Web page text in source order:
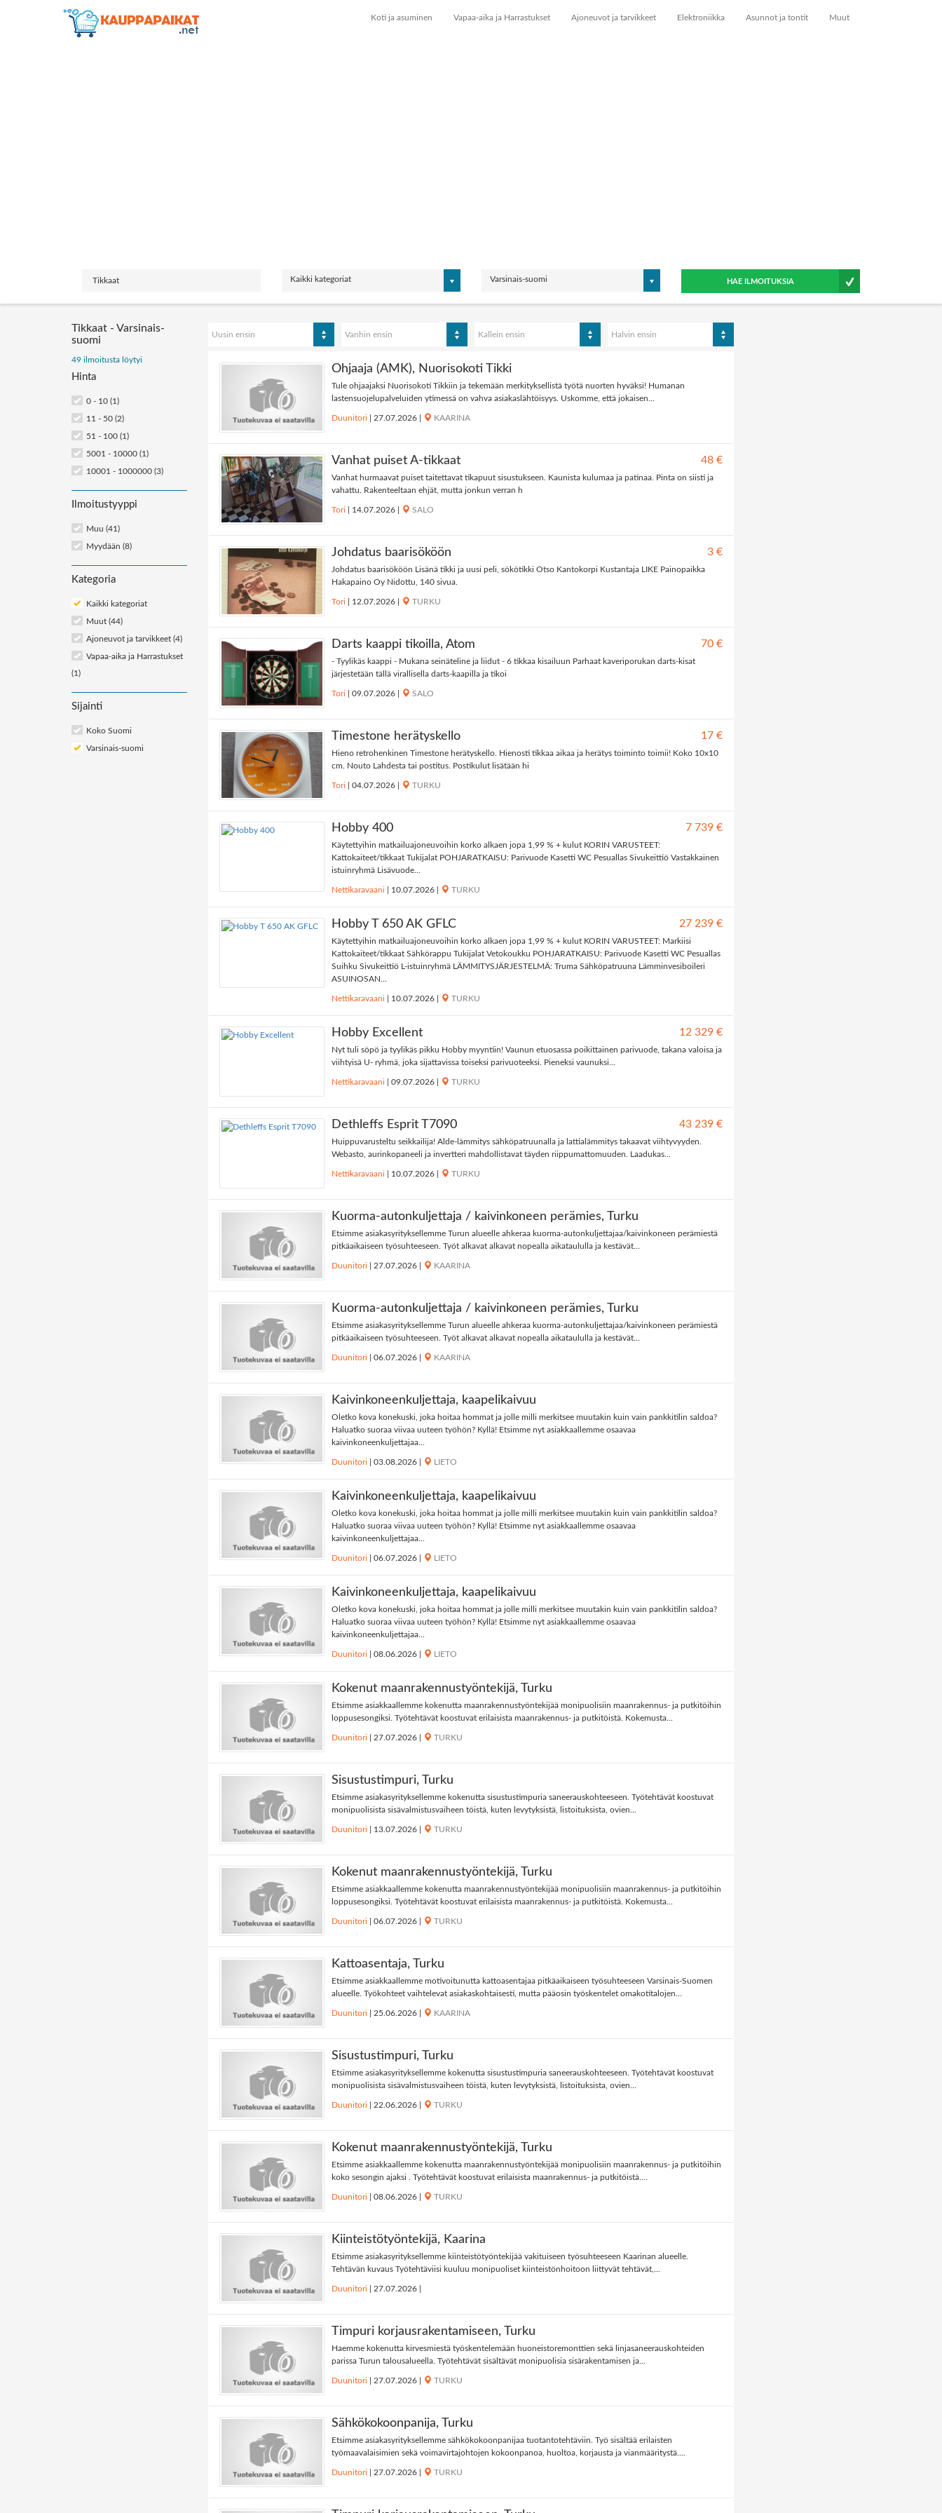
Koti ja asuminen Vapaa-aika ja Harrastukset Ajoneuvot ja tarvikkeet Elektroniikka Asunnot ja tontit Muut
Kaikki kategoriat Varsinais-suomi HAE ILMOITUKSIA
Tikkaat - Varsinais-
suomi
49 ilmoitusta löytyi
Hinta
0 - 10 (1)
11 - 50 (2)
51 - 100 (1)
5001 - 10000 (1)
10001 - 1000000 (3)
Ilmoitustyyppi
Muu (41)
Myydään (8)
Kategoria
Kaikki kategoriat
Muut (44)
Ajoneuvot ja tarvikkeet (4)
Vapaa-aika ja Harrastukset
(1)
Sijainti
Koko Suomi
Varsinais-suomi
Järjestä
ilmoitukset:
Uusin ensin Vanhin ensin Kallein ensin Halvin ensin
Ohjaaja (AMK), Nuorisokoti Tikki
Tule ohjaajaksi Nuorisokoti Tikkiin ja tekemään merkityksellistä työtä nuorten hyväksi! Humanan
lastensuojelupalveluiden ytimessä on vahva asiakaslähtöisyys. Uskomme, että jokaisen...
Duunitori 27.07.2026 KAARINA
Vanhat puiset A-tikkaat 48 €
Vanhat hurmaavat puiset taitettavat tikapuut sisustukseen. Kaunista kulumaa ja patinaa. Pinta on siisti ja
vahattu. Rakenteeltaan ehjät, mutta jonkun verran h
Tori 14.07.2026 SALO
Johdatus baarisököön 3 €
Johdatus baarisököön Lisänä tikki ja uusi peli, sökötikki Otso Kantokorpi Kustantaja LIKE Painopaikka
Hakapaino Oy Nidottu, 140 sivua.
Tori 12.07.2026 TURKU
Darts kaappi tikoilla, Atom 70 €
- Tyylikäs kaappi - Mukana seinäteline ja liidut - 6 tikkaa kisailuun Parhaat kaveriporukan darts-kisat
järjestetään tällä virallisella darts-kaapilla ja tikoi
Tori 09.07.2026 SALO
Timestone herätyskello 17 €
Hieno retrohenkinen Timestone herätyskello. Hienosti tikkaa aikaa ja herätys toiminto toimii! Koko 10x10
cm. Nouto Lahdesta tai postitus. Postikulut lisätään hi
Tori 04.07.2026 TURKU
Hobby 400 7 739 €
Käytettyihin matkailuajoneuvoihin korko alkaen jopa 1,99 % + kulut KORIN VARUSTEET:
Kattokaiteet/tikkaat Tukijalat POHJARATKAISU: Parivuode Kasetti WC Pesuallas Sivukeittiö Vastakkainen
istuinryhmä Lisävuode...
Nettikaravaani 10.07.2026 TURKU
Hobby T 650 AK GFLC 27 239 €
Käytettyihin matkailuajoneuvoihin korko alkaen jopa 1,99 % + kulut KORIN VARUSTEET: Markiisi
Kattokaiteet/tikkaat Sähkörappu Tukijalat Vetokoukku POHJARATKAISU: Parivuode Kasetti WC Pesuallas
Suihku Sivukeittiö L-istuinryhmä LÄMMITYSJÄRJESTELMÄ: Truma Sähköpatruuna Lämminvesiboileri
ASUINOSAN...
Nettikaravaani 10.07.2026 TURKU
Hobby Excellent 12 329 €
Nyt tuli söpö ja tyylikäs pikku Hobby myyntiin! Vaunun etuosassa poikittainen parivuode, takana valoisa ja
viihtyisä U- ryhmä, joka sijattavissa toiseksi parivuoteeksi. Pieneksi vaunuksi...
Nettikaravaani 09.07.2026 TURKU
Dethleffs Esprit T7090 43 239 €
Huippuvarusteltu seikkailija! Alde-lämmitys sähköpatruunalla ja lattialämmitys takaavat viihtyvyyden.
Webasto, aurinkopaneeli ja invertteri mahdollistavat täyden riippumattomuuden. Laadukas...
Nettikaravaani 10.07.2026 TURKU
Kuorma-autonkuljettaja / kaivinkoneen perämies, Turku
Etsimme asiakasyrityksellemme Turun alueelle ahkeraa kuorma-autonkuljettajaa/kaivinkoneen perämiestä
pitkäaikaiseen työsuhteeseen. Työt alkavat alkavat nopealla aikataululla ja kestävät...
Duunitori 27.07.2026 KAARINA
Kuorma-autonkuljettaja / kaivinkoneen perämies, Turku
Etsimme asiakasyrityksellemme Turun alueelle ahkeraa kuorma-autonkuljettajaa/kaivinkoneen perämiestä
pitkäaikaiseen työsuhteeseen. Työt alkavat alkavat nopealla aikataululla ja kestävät...
Duunitori 06.07.2026 KAARINA
Kaivinkoneenkuljettaja, kaapelikaivuu
Oletko kova konekuski, joka hoitaa hommat ja jolle milli merkitsee muutakin kuin vain pankkitilin saldoa?
Haluatko suoraa viivaa uuteen työhön? Kyllä! Etsimme nyt asiakkaallemme osaavaa
kaivinkoneenkuljettajaa...
Duunitori 03.08.2026 LIETO
Kaivinkoneenkuljettaja, kaapelikaivuu
Oletko kova konekuski, joka hoitaa hommat ja jolle milli merkitsee muutakin kuin vain pankkitilin saldoa?
Haluatko suoraa viivaa uuteen työhön? Kyllä! Etsimme nyt asiakkaallemme osaavaa
kaivinkoneenkuljettajaa...
Duunitori 06.07.2026 LIETO
Kaivinkoneenkuljettaja, kaapelikaivuu
Oletko kova konekuski, joka hoitaa hommat ja jolle milli merkitsee muutakin kuin vain pankkitilin saldoa?
Haluatko suoraa viivaa uuteen työhön? Kyllä! Etsimme nyt asiakkaallemme osaavaa
kaivinkoneenkuljettajaa...
Duunitori 08.06.2026 LIETO
Kokenut maanrakennustyöntekijä, Turku
Etsimme asiakkaallemme kokenutta maanrakennustyöntekijää monipuolisiin maanrakennus- ja putkitöihin
loppusesongiksi. Työtehtävät koostuvat erilaisista maanrakennus- ja putkitöistä. Kokemusta...
Duunitori 27.07.2026 TURKU
Sisustustimpuri, Turku
Etsimme asiakasyrityksellemme kokenutta sisustustimpuria saneerauskohteeseen. Työtehtävät koostuvat
monipuolisista sisävalmistusvaiheen töistä, kuten levytyksistä, listoituksista, ovien...
Duunitori 13.07.2026 TURKU
Kokenut maanrakennustyöntekijä, Turku
Etsimme asiakkaallemme kokenutta maanrakennustyöntekijää monipuolisiin maanrakennus- ja putkitöihin
loppusesongiksi. Työtehtävät koostuvat erilaisista maanrakennus- ja putkitöistä. Kokemusta...
Duunitori 06.07.2026 TURKU
Kattoasentaja, Turku
Etsimme asiakkaallemme motivoitunutta kattoasentajaa pitkäaikaiseen työsuhteeseen Varsinais-Suomen
alueelle. Työkohteet vaihtelevat asiakaskohtaisesti, mutta pääosin työskentelet omakotitalojen...
Duunitori 25.06.2026 KAARINA
Sisustustimpuri, Turku
Etsimme asiakasyrityksellemme kokenutta sisustustimpuria saneerauskohteeseen. Työtehtävät koostuvat
monipuolisista sisävalmistusvaiheen töistä, kuten levytyksistä, listoituksista, ovien...
Duunitori 22.06.2026 TURKU
Kokenut maanrakennustyöntekijä, Turku
Etsimme asiakkaallemme kokenutta maanrakennustyöntekijää monipuolisiin maanrakennus- ja putkitöihin
koko sesongin ajaksi . Työtehtävät koostuvat erilaisista maanrakennus- ja putkitöistä....
Duunitori 08.06.2026 TURKU
Kiinteistötyöntekijä, Kaarina
Etsimme asiakasyrityksellemme kiinteistötyöntekijää vakituiseen työsuhteeseen Kaarinan alueelle.
Tehtävän kuvaus Työtehtäviisi kuuluu monipuoliset kiinteistönhoitoon liittyvät tehtävät,...
Duunitori 27.07.2026
Timpuri korjausrakentamiseen, Turku
Haemme kokenutta kirvesmiestä työskentelemään huoneistoremonttien sekä linjasaneerauskohteiden
parissa Turun talousalueella. Työtehtävät sisältävät monipuolisia sisärakentamisen ja...
Duunitori 27.07.2026 TURKU
Sähkökokoonpanija, Turku
Etsimme asiakasyrityksellemme sähkökokoonpanijaa tuotantotehtäviin. Työ sisältää erilaisten
työmaavalaisimien sekä voimavirtajohtojen kokoonpanoa, huoltoa, korjausta ja vianmääritystä....
Duunitori 27.07.2026 TURKU